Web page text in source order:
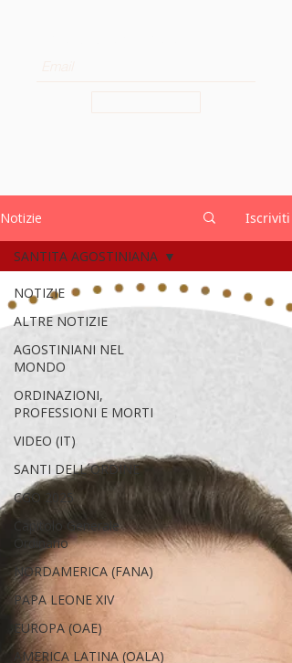
Notizie Iscriviti
NOTIZIE
ALTRE NOTIZIE
AGOSTINIANI NEL
MONDO
ORDINAZIONI,
PROFESSIONI E MORTI
VIDEO (IT)
SANTI DELL´ORDINE
CGO 2025
Capitolo Generale
Ordinario
NORDAMERICA (FANA)
PAPA LEONE XIV
EUROPA (OAE)
AMERICA LATINA (OALA)
SANTITA AGOSTINIANA